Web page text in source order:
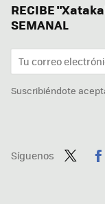
RECIBE
SEMANAL
Suscribiéndote
Síguenos